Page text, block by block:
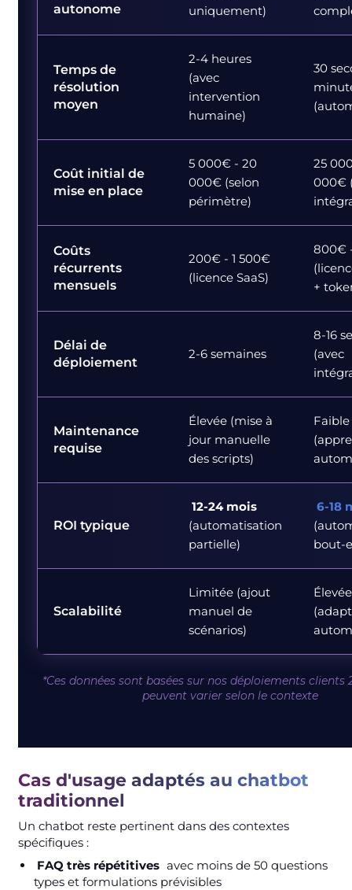
autonome
uniquement)
Temps de
résolution
moyen
2-4 heures
(avec
intervention
humaine)
30
Coût initial de
mise en place
5 000€ - 20
000€ (selon
périmètre)
25
000€
Coûts
récurrents
mensuels
200€ - 1 500€
(licence SaaS)
800€
+
Délai de
déploiement
2-6 semaines
8-16
(avec
Maintenance
requise
Élevée (mise à
jour manuelle
des scripts)
Faible
ROI typique
12-24 mois
(automatisation
partielle)
6-18
bout-
Scalabilité
Limitée (ajout
manuel de
scénarios)
Élevée
*Ces données sont basées sur nos déploiements clients
peuvent varier selon le contexte
Cas d'usage adaptés au chatbot
traditionnel
Un chatbot reste pertinent dans des contextes
spécifiques :
FAQ très répétitives avec moins de 50 questions
types et formulations prévisibles